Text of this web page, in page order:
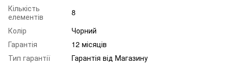
Кількість
елементів
8
Колір
Чорний
Гарантія
12 місяців
Тип гарантії
Гарантія від Магазину